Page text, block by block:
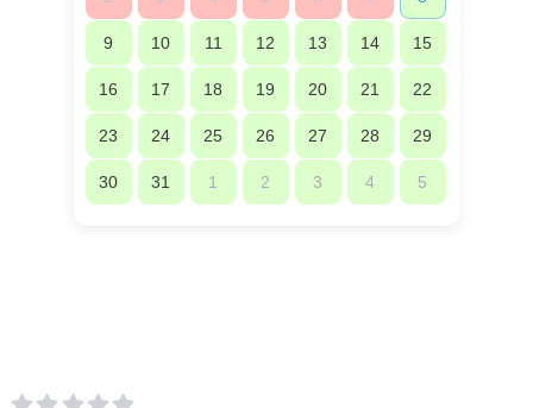
9 10 11 12 13 14 15
16 17 18 19 20 21 22
23 24 25 26 27 28 29
30 31 1 2 3 4 5